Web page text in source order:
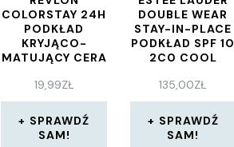
COLORSTAY 24H
PODKŁAD
KRYJĄCO-
MATUJĄCY CERA
TŁUSTA 290
NATURAL OCHRE
30 ML
19,99ZŁ
SPRAWDŹ
SAM!
DOUBLE WEAR
STAY-IN-PLACE
PODKŁAD SPF 10
2C0 COOL
135,00ZŁ
SPRAWDŹ
SAM!